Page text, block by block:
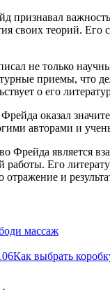
признавал
своих теорий.
не только
приемы, что
о его
оказал
авторами и
Фрейда является
работы. Его
отражение и
массаж
Как выбрать